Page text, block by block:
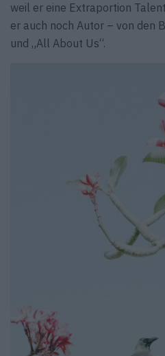
weil er eine Extraportion
er auch noch Autor – von den
und „All About Us“.